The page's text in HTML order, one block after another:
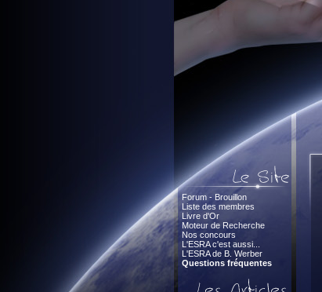
Forum - Brouillon
Liste des membres
Livre d'Or
Moteur de Recherche
Nos concours
L'ESRA c'est aussi...
L'ESRA de B. Werber
Questions fréquentes